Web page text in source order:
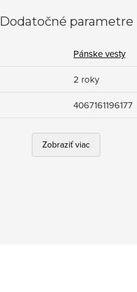
Dodatočné parametre
Pánske vesty
2 roky
4067161196177
Zobraziť viac